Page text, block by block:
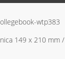
wtp383
149 x 210 mm